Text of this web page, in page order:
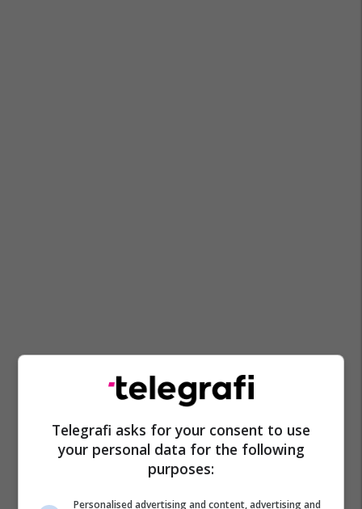
Telegrafi asks for your consent to use
your personal data for the following
purposes:
Personalised advertising and content, advertising and